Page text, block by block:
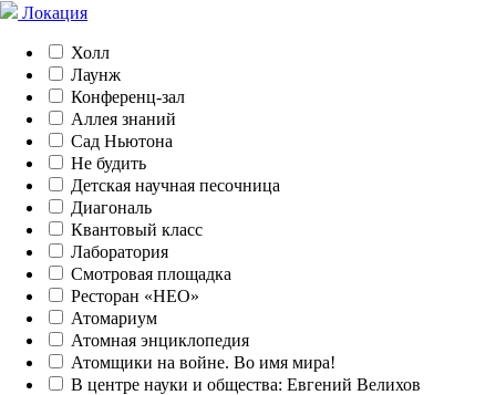
Локация
Холл
Лаунж
Конференц-зал
Аллея знаний
Сад Ньютона
Не будить
Детская научная песочница
Диагональ
Квантовый класс
Лаборатория
Смотровая площадка
Ресторан «НЕО»
Атомариум
Атомная энциклопедия
Атомщики на войне. Во имя мира!
В центре науки и общества: Евгений Велихов